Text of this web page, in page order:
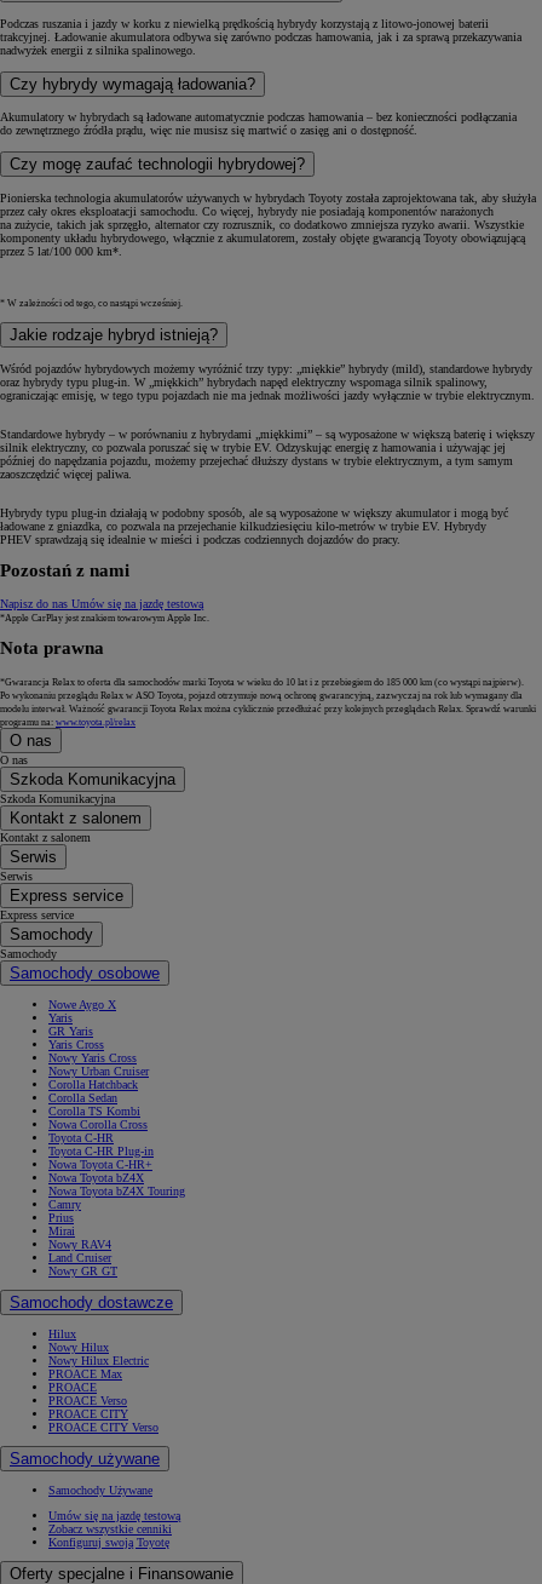
Podczas ruszania i jazdy w korku z niewielką prędkością hybrydy korzystają z litowo-jonowej baterii
trakcyjnej. Ładowanie akumulatora odbywa się zarówno podczas hamowania, jak i za sprawą przekazywania
nadwyżek energii z silnika spalinowego.
Czy hybrydy wymagają ładowania?
Akumulatory w hybrydach są ładowane automatycznie podczas hamowania – bez konieczności podłączania
do zewnętrznego źródła prądu, więc nie musisz się martwić o zasięg ani o dostępność.
Czy mogę zaufać technologii hybrydowej?
Pionierska technologia akumulatorów używanych w hybrydach Toyoty została zaprojektowana tak, aby służyła
przez cały okres eksploatacji samochodu. Co więcej, hybrydy nie posiadają komponentów narażonych
na zużycie, takich jak sprzęgło, alternator czy rozrusznik, co dodatkowo zmniejsza ryzyko awarii. Wszystkie
komponenty układu hybrydowego, włącznie z akumulatorem, zostały objęte gwarancją Toyoty obowiązującą
przez 5 lat/100 000 km*.
* W zależności od tego, co nastąpi wcześniej.
Jakie rodzaje hybryd istnieją?
Wśród pojazdów hybrydowych możemy wyróżnić trzy typy: „miękkie” hybrydy (mild), standardowe hybrydy
oraz hybrydy typu plug-in. W „miękkich” hybrydach napęd elektryczny wspomaga silnik spalinowy,
ograniczając emisję, w tego typu pojazdach nie ma jednak możliwości jazdy wyłącznie w trybie elektrycznym.
Standardowe hybrydy – w porównaniu z hybrydami „miękkimi” – są wyposażone w większą baterię i większy
silnik elektryczny, co pozwala poruszać się w trybie EV. Odzyskując energię z hamowania i używając jej
później do napędzania pojazdu, możemy przejechać dłuższy dystans w trybie elektrycznym, a tym samym
zaoszczędzić więcej paliwa.
Hybrydy typu plug-in działają w podobny sposób, ale są wyposażone w większy akumulator i mogą być
ładowane z gniazdka, co pozwala na przejechanie kilkudziesięciu kilo-metrów w trybie EV. Hybrydy
PHEV sprawdzają się idealnie w mieści i podczas codziennych dojazdów do pracy.
Pozostań z nami
Napisz do nas Umów się na jazdę testową
*Apple CarPlay jest znakiem towarowym Apple Inc.
Nota prawna
*Gwarancja Relax to oferta dla samochodów marki Toyota w wieku do 10 lat i z przebiegiem do 185 000 km (co wystąpi najpierw).
Po wykonaniu przeglądu Relax w ASO Toyota, pojazd otrzymuje nową ochronę gwarancyjną, zazwyczaj na rok lub wymagany dla
modelu interwał. Ważność gwarancji Toyota Relax można cyklicznie przedłużać przy kolejnych przeglądach Relax. Sprawdź warunki
programu na: www.toyota.pl/relax
O nas
O nas
Szkoda Komunikacyjna
Szkoda Komunikacyjna
Kontakt z salonem
Kontakt z salonem
Serwis
Serwis
Express service
Express service
Samochody
Samochody
Samochody osobowe
Nowe Aygo X
Yaris
GR Yaris
Yaris Cross
Nowy Yaris Cross
Nowy Urban Cruiser
Corolla Hatchback
Corolla Sedan
Corolla TS Kombi
Nowa Corolla Cross
Toyota C-HR
Toyota C-HR Plug-in
Nowa Toyota C-HR+
Nowa Toyota bZ4X
Nowa Toyota bZ4X Touring
Camry
Prius
Mirai
Nowy RAV4
Land Cruiser
Nowy GR GT
Samochody dostawcze
Hilux
Nowy Hilux
Nowy Hilux Electric
PROACE Max
PROACE
PROACE Verso
PROACE CITY
PROACE CITY Verso
Samochody używane
Samochody Używane
Umów się na jazdę testową
Zobacz wszystkie cenniki
Konfiguruj swoją Toyotę
Oferty specjalne i Finansowanie